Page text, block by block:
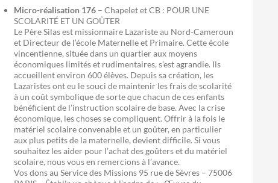
Micro-réalisation 176 – Chapelet et CB : POUR UNE
SCOLARITÉ ET UN GOÛTER
Le Père Silas est missionnaire Lazariste au Nord-Cameroun
et Directeur de l’école Maternelle et Primaire. Cette école
vincentienne, située dans un quartier aux moyens
économiques limités et rudimentaires, s’est agrandie. Ils
accueillent environ 600 élèves. Depuis sa création, les
Lazaristes ont eu le souci de maintenir les frais de scolarité
à un coût symbolique de sorte que chacun de ces enfants
bénéficient de l’instruction scolaire de base. Avec la crise
économique, les choses se compliquent. Offrir à la fois le
matériel scolaire convenable et un goûter, en particulier
aux plus petits de la maternelle, devient difficile. Si vous
souhaitez les aider pour l’achat des goûters et du matériel
scolaire, nous vous en remercions à l’avance.
Vos dons au Service des Missions 95 rue de Sèvres – 75006